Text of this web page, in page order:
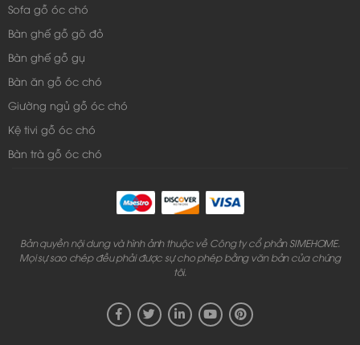
Sofa gỗ óc chó
Bàn ghế gỗ gõ đỏ
Bàn ghế gỗ gụ
Bàn ăn gỗ óc chó
Giường ngủ gỗ óc chó
Kệ tivi gỗ óc chó
Bàn trà gỗ óc chó
Bản quyền nội dung và hình ảnh thuộc về Công ty cổ phần SIMEHOME.
Mọi sự sao chép đều phải được sự cho phép bằng văn bản của chúng
tôi.